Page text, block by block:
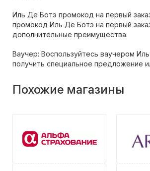
Иль Де Ботэ промокод на первый
промокод Иль Де Ботэ на первый
дополнительные преимущества.
Ваучер: Воспользуйтесь ваучером
получить специальное предложение
Похожие магазины